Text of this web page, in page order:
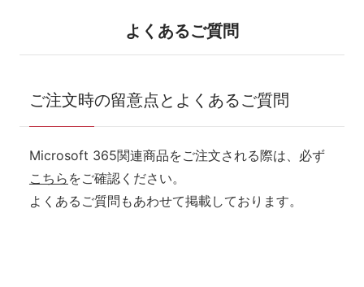
よくあるご質問
ご注文時の留意点とよくあるご質問
Microsoft 365関連商品をご注文される際は、必ず
こちら をご確認ください。
よくあるご質問もあわせて掲載しております。